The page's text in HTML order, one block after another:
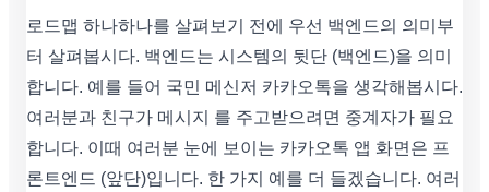
로드맵 하나하나를 살펴보기 전에 우선 백엔드의 의미부
터 살펴봅시다. 백엔드는 시스템의 뒷단 (백엔드)을 의미
합니다. 예를 들어 국민 메신저 카카오톡을 생각해봅시다.
여러분과 친구가 메시지 를 주고받으려면 중계자가 필요
합니다. 이때 여러분 눈에 보이는 카카오톡 앱 화면은 프
론트엔드 (앞단)입니다. 한 가지 예를 더 들겠습니다. 여러